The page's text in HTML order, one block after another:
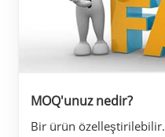
MOQ'unuz nedir?
Bir ürün özelleştirilebilir.